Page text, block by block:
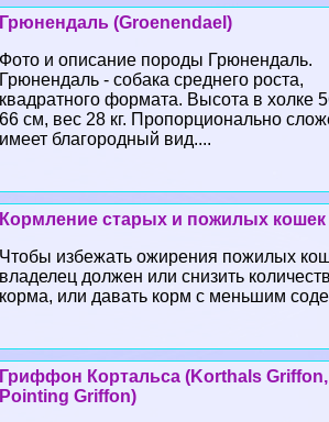
Грюнендаль (Groenendael)
Фото и описание породы Грюнендаль.
Грюнендаль - собака среднего роста,
квадратного формата. Высота в холке
66 см, вес 28 кг. Пропорционально
имеет благородный вид....
Кормление старых и пожилых кошек
Чтобы избежать ожирения пожилых
владелец должен или снизить
корма, или давать корм с меньшим
Гриффон Кортальса (Korthals Griffon,
Pointing Griffon)